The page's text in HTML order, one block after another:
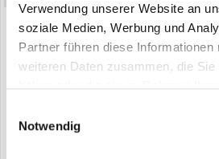
Verwendung unserer Website an
soziale Medien, Werbung und
Partner führen diese
weiteren Daten zusammen, die Sie
Notwendig
...und viel, viel Training, Übung &
Kannst ja mal an nem Wochenende im
sämtliche Fahrwege, Flächen, usw. auf +/-
macht den Meister
Praktikant, der letztes Jahr mal mitm
größeren Planie messen sollte -so ne Art